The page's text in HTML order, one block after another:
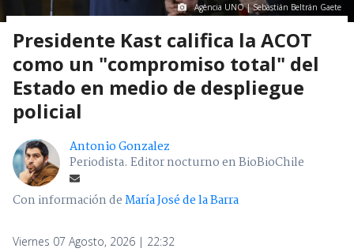
Agencia UNO | Sebastián Beltrán Gaete
Presidente Kast califica la ACOT
como un "compromiso total" del
Estado en medio de despliegue
policial
Antonio Gonzalez
Periodista. Editor nocturno en BioBioChile
Con información deMaría José de la Barra
Viernes 07 Agosto, 2026 | 22:32